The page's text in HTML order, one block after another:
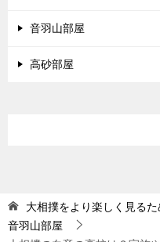
音羽山部屋
高砂部屋
大相撲をより楽しく見る
音羽山部屋